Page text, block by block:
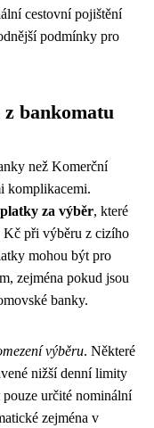
cestovní pojištění
podmínky pro
bankomatu
než Komerční
komplikacemi.
za výběr, které
při výběru z cizího
mohou být pro
zejména pokud jsou
banky.
výběru. Některé
nižší denní limity
určité nominální
zejména v